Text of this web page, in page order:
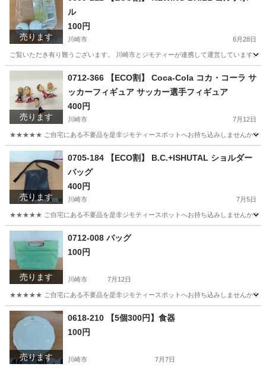
売ります
ル
100円
川崎市 6月28日
ご覧いただき有り難うございます。 川崎市とジモティーが連携して運営していま
神奈川 川崎市 BRILL
売ります
0712-366 【ECO割】 Coca-Cola コカ・コーラ サ
ッカーフィギュア サッカー選手フィギュア
400円
川崎市 7月12日
★★★★★ ご自宅にある不要品を是非ジモティースポットへお持ち込みしませんか？
神奈川 川崎市 現地
売ります
0705-184 【ECO割】 B.C.+ISHUTAL ショルダー
バッグ
400円
川崎市 7月5日
★★★★★ ご自宅にある不要品を是非ジモティースポットへお持ち込みしませんか？
神奈川 川崎市 ISHUTAL
売ります
0712-008 バッグ
100円
川崎市 7月12日
★★★★★ ご自宅にある不要品を是非ジモティースポットへお持ち込みしませんか？
神奈川 川崎市 現地
売ります
0618-210 【5個300円】食器
100円
川崎市 7月7日